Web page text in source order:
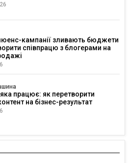
кампанії зливають бюджети
співпрацю з блогерами на
яка працює: як перетворити
на бізнес-результат